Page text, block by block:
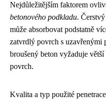
Nejdůležitějším faktorem
betonového podkladu.
může absorbovat podstatně
zatvrdlý povrch s uzavřenými
broušený beton vyžaduje
povrch.
Kvalita a typ použité